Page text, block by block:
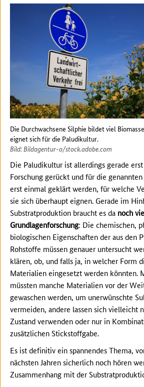
Die Durchwachsene Silphie bildet viel
eignet sich für die Paludikultur.
Bild: Bildagentur-o/stock.adobe.com
Die Paludikultur ist allerdings gerade
Forschung gerückt und für die
erst einmal geklärt werden, für welche
sie sich überhaupt eignen. Gerade im
Substratproduktion braucht es da noch
Grundlagenforschung: Die chemischen,
biologischen Eigenschaften der aus den
Rohstoffe müssen genauer untersucht
klären, ob, und falls ja, in welcher Form
Materialien eingesetzt werden könnten.
müssten manche Materialien vor der
gewaschen werden, um unerwünschte
vermeiden, andere lassen sich vielleicht
Zustand verwenden oder nur in
zusätzlichen Stickstoffgabe.
Es ist definitiv ein spannendes Thema,
nächsten Jahren sicherlich noch hören
Zusammenhang mit der